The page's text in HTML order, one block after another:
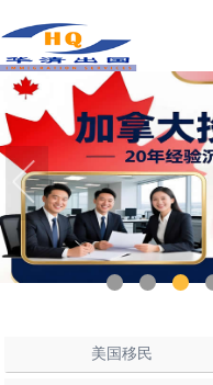
1 2 3 4
美国移民